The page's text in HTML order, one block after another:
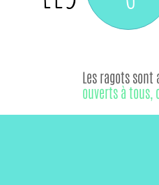
Les ragots
ouverts à tous,